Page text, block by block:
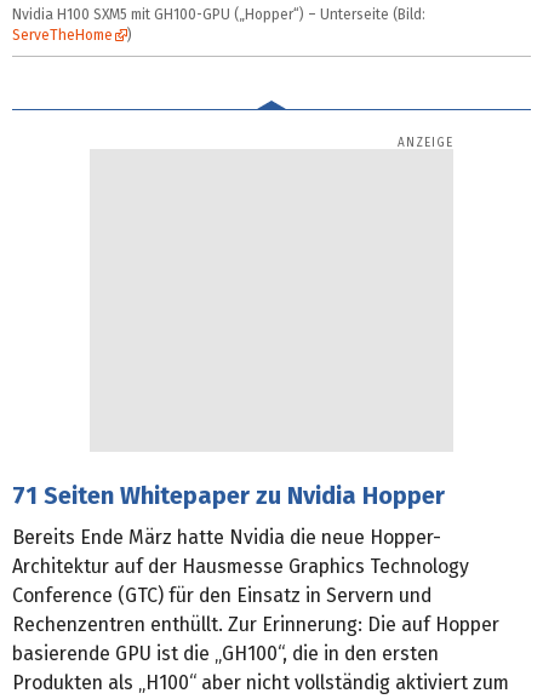
Nvidia H100 SXM5 mit GH100-GPU („Hopper“) – Unterseite (Bild:
ServeTheHome
)
71 Seiten Whitepaper zu Nvidia Hopper
Bereits Ende März hatte Nvidia die neue Hopper-
Architektur auf der Hausmesse Graphics Technology
Conference (GTC) für den Einsatz in Servern und
Rechenzentren enthüllt. Zur Erinnerung: Die auf Hopper
basierende GPU ist die „GH100“, die in den ersten
Produkten als „H100“ aber nicht vollständig aktiviert zum